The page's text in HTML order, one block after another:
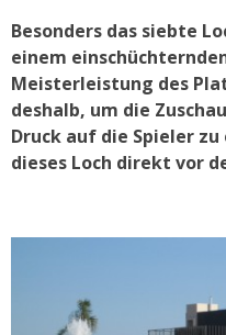
Besonders das siebte
einem
Meisterleistung des
deshalb, um die
Druck auf die Spieler
dieses Loch direkt vor